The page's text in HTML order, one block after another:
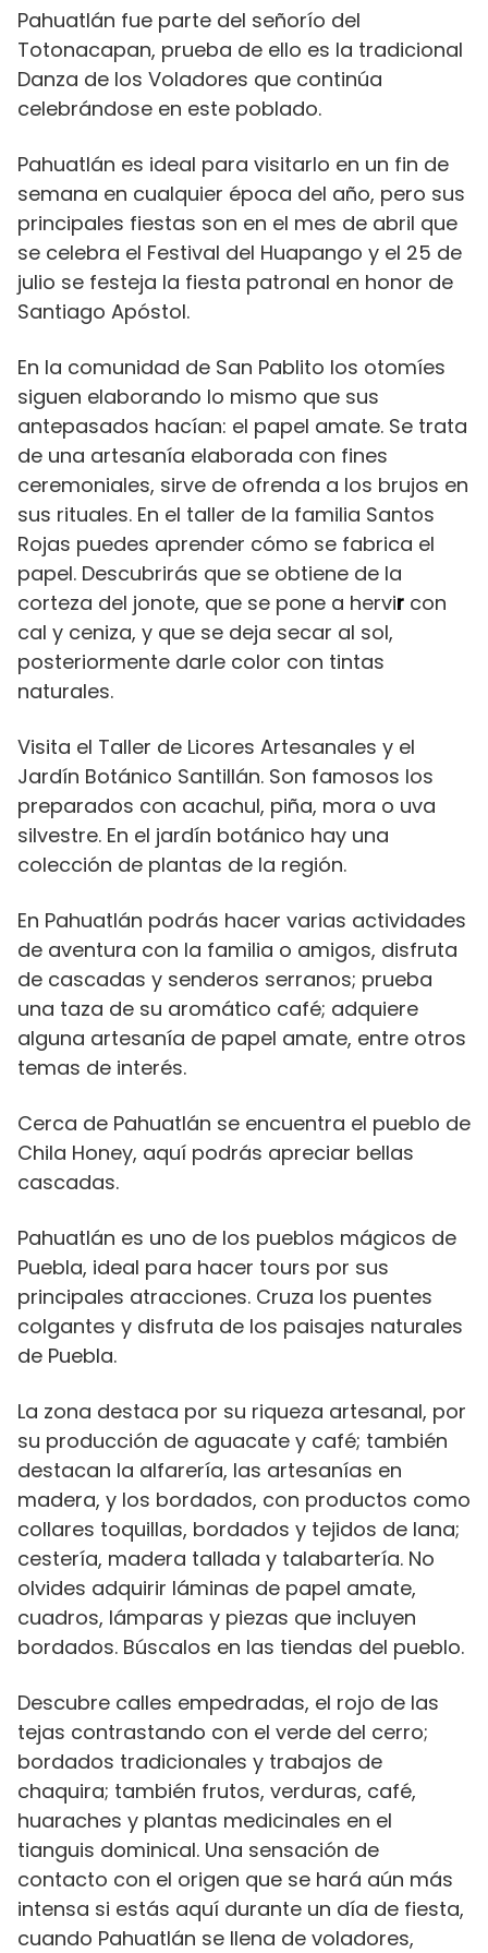
Pahuatlán fue parte del señorío del
Totonacapan, prueba de ello es la tradicional
Danza de los Voladores que continúa
celebrándose en este poblado.
Pahuatlán es ideal para visitarlo en un fin de
semana en cualquier época del año, pero sus
principales fiestas son en el mes de abril que
se celebra el Festival del Huapango y el 25 de
julio se festeja la fiesta patronal en honor de
Santiago Apóstol.
En la comunidad de San Pablito los otomíes
siguen elaborando lo mismo que sus
antepasados hacían: el papel amate. Se trata
de una artesanía elaborada con fines
ceremoniales, sirve de ofrenda a los brujos en
sus rituales. En el taller de la familia Santos
Rojas puedes aprender cómo se fabrica el
papel. Descubrirás que se obtiene de la
corteza del jonote, que se pone a hervir con
cal y ceniza, y que se deja secar al sol,
posteriormente darle color con tintas
naturales.
Visita el Taller de Licores Artesanales y el
Jardín Botánico Santillán. Son famosos los
preparados con acachul, piña, mora o uva
silvestre. En el jardín botánico hay una
colección de plantas de la región.
En Pahuatlán podrás hacer varias actividades
de aventura con la familia o amigos, disfruta
de cascadas y senderos serranos; prueba
una taza de su aromático café; adquiere
alguna artesanía de papel amate, entre otros
temas de interés.
Cerca de Pahuatlán se encuentra el pueblo de
Chila Honey, aquí podrás apreciar bellas
cascadas.
Pahuatlán es uno de los pueblos mágicos de
Puebla, ideal para hacer tours por sus
principales atracciones. Cruza los puentes
colgantes y disfruta de los paisajes naturales
de Puebla.
La zona destaca por su riqueza artesanal, por
su producción de aguacate y café; también
destacan la alfarería, las artesanías en
madera, y los bordados, con productos como
collares toquillas, bordados y tejidos de lana;
cestería, madera tallada y talabartería. No
olvides adquirir láminas de papel amate,
cuadros, lámparas y piezas que incluyen
bordados. Búscalos en las tiendas del pueblo.
Descubre calles empedradas, el rojo de las
tejas contrastando con el verde del cerro;
bordados tradicionales y trabajos de
chaquira; también frutos, verduras, café,
huaraches y plantas medicinales en el
tianguis dominical. Una sensación de
contacto con el origen que se hará aún más
intensa si estás aquí durante un día de fiesta,
cuando Pahuatlán se llena de voladores,